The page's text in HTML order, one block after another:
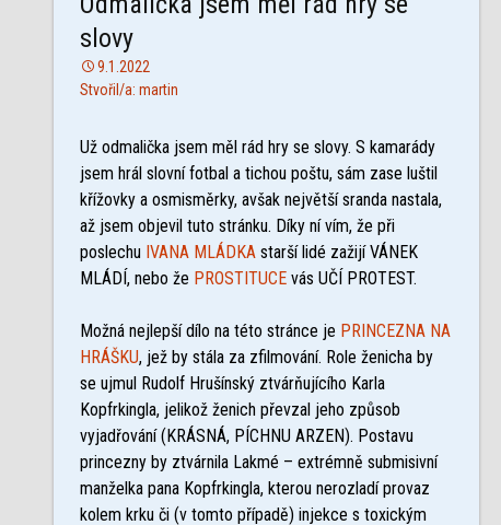
slovy
9.1.2022
Stvořil/a: martin
Už odmalička jsem měl rád hry se slovy. S kamarády
jsem hrál slovní fotbal a tichou poštu, sám zase luštil
křížovky a osmisměrky, avšak největší sranda nastala,
až jsem objevil tuto stránku. Díky ní vím, že při
poslechu IVANA MLÁDKA starší lidé zažijí VÁNEK
MLÁDÍ, nebo že PROSTITUCE vás UČÍ PROTEST.
Možná nejlepší dílo na této stránce je PRINCEZNA NA
HRÁŠKU, jež by stála za zfilmování. Role ženicha by
se ujmul Rudolf Hrušínský ztvárňujícího Karla
Kopfrkingla, jelikož ženich převzal jeho způsob
vyjadřování (KRÁSNÁ, PÍCHNU ARZEN). Postavu
princezny by ztvárnila Lakmé – extrémně submisivní
manželka pana Kopfrkingla, kterou nerozladí provaz
kolem krku či (v tomto případě) injekce s toxickým